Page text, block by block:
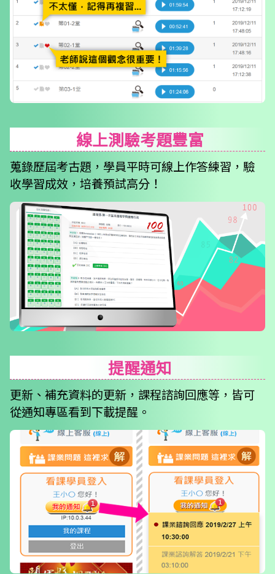
線上測驗考題豐富
蒐錄歷屆考古題，學員平時可線上作答練習，驗
收學習成效，培養預試高分！
提醒通知
更新、補充資料的更新，課程諮詢回應等，皆可
從通知專區看到下載提醒。